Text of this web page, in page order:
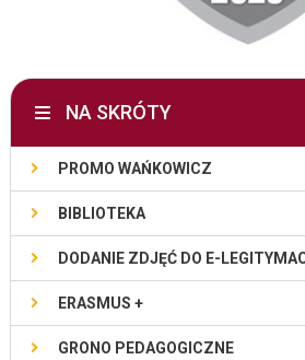
NA SKRÓTY
PROMO WAŃKOWICZ
BIBLIOTEKA
DODANIE ZDJĘĆ DO E-
ERASMUS +
GRONO PEDAGOGICZNE